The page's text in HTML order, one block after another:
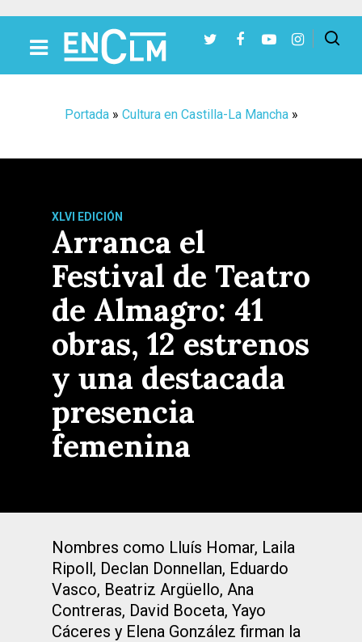
Portada» Cultura en Castilla-La Mancha»
XLVI EDICIÓN
Arranca el
Festival de Teatro
de Almagro: 41
obras, 12 estrenos
y una destacada
presencia
femenina
Nombres como Lluís Homar, Laila
Ripoll, Declan Donnellan, Eduardo
Vasco, Beatriz Argüello, Ana
Contreras, David Boceta, Yayo
Cáceres y Elena González firman la